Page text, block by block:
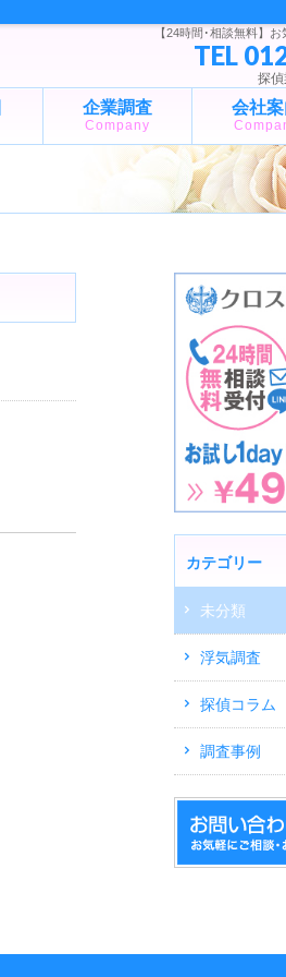
【24時間･相談無料】
TEL
探
企業調査
Company
会社
カテゴリー
未分類
浮気調査
探偵コラム
調査事例